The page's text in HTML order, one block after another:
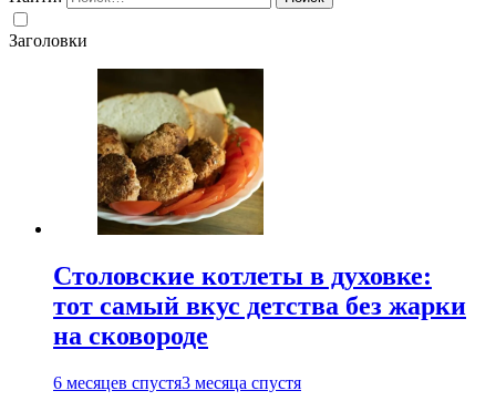
Заголовки
Столовские котлеты в духовке:
тот самый вкус детства без жарки
на сковороде
6 месяцев спустя3 месяца спустя